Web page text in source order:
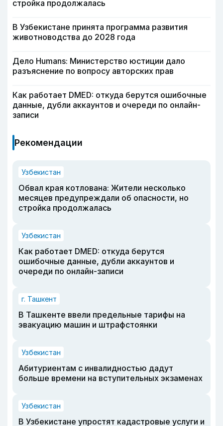
стройка продолжалась
В Узбекистане принята программа развития
животноводства до 2028 года
Дело Humans: Министерство юстиции дало
разъяснение по вопросу авторских прав
Как работает DMED: откуда берутся ошибочные
данные, дубли аккаунтов и очереди по онлайн-
записи
Рекомендации
Узбекистан
Обвал края котлована: Жители несколько
месяцев предупреждали об опасности, но
стройка продолжалась
Узбекистан
Как работает DMED: откуда берутся
ошибочные данные, дубли аккаунтов и
очереди по онлайн-записи
г. Ташкент
В Ташкенте ввели предельные тарифы на
эвакуацию машин и штрафстоянки
Узбекистан
Абитуриентам с инвалидностью дадут
больше времени на вступительных экзаменах
Узбекистан
В Узбекистане упростят кадастровые услуги и